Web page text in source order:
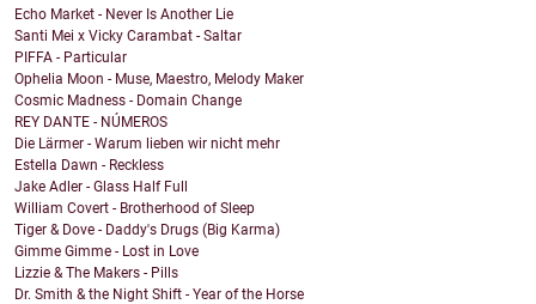
Echo Market - Never Is Another Lie
Santi Mei x Vicky Carambat - Saltar
PIFFA - Particular
Ophelia Moon - Muse, Maestro, Melody Maker
Cosmic Madness - Domain Change
REY DANTE - NÚMEROS
Die Lärmer - Warum lieben wir nicht mehr
Estella Dawn - Reckless
Jake Adler - Glass Half Full
William Covert - Brotherhood of Sleep
Tiger & Dove - Daddy's Drugs (Big Karma)
Gimme Gimme - Lost in Love
Lizzie & The Makers - Pills
Dr. Smith & the Night Shift - Year of the Horse